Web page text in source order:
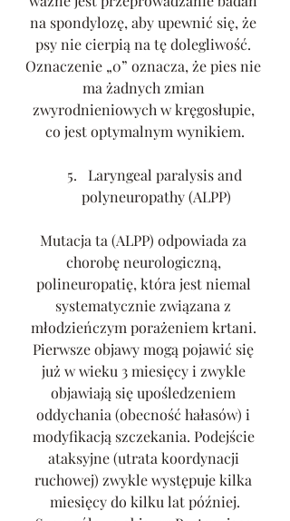
na spondylozę, aby upewnić się, że
psy nie cierpią na tę dolegliwość.
Oznaczenie „0” oznacza, że pies nie
ma żadnych zmian
zwyrodnieniowych w kręgosłupie,
co jest optymalnym wynikiem.
Laryngeal paralysis and
polyneuropathy (ALPP)
Mutacja ta (ALPP) odpowiada za
chorobę neurologiczną,
polineuropatię, która jest niemal
systematycznie związana z
młodzieńczym porażeniem krtani.
Pierwsze objawy mogą pojawić się
już w wieku 3 miesięcy i zwykle
objawiają się upośledzeniem
oddychania (obecność hałasów) i
modyfikacją szczekania. Podejście
ataksyjne (utrata koordynacji
ruchowej) zwykle występuje kilka
miesięcy do kilku lat później.